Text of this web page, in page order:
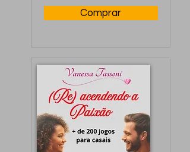
Comprar